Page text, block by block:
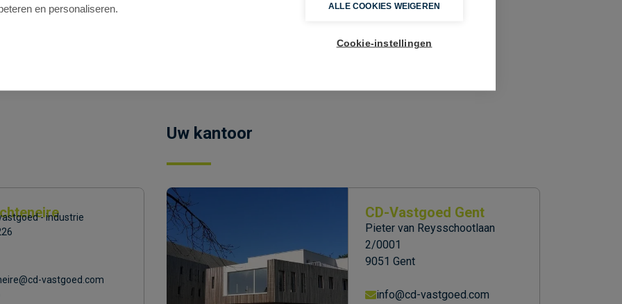
jouw B2B-activiteit?
info@cd-vastgoed.com voor meer informatie of een bezoek ter plaatse.
- industrie
vastgoed.com
Uw kantoor
CD-Vastgoed Gent
Pieter van Reysschootlaan
2/0001
9051 Gent
info@cd-vastgoed.com
en personaliseren.
ALLE COOKIES WEIGEREN
Cookie-instellingen